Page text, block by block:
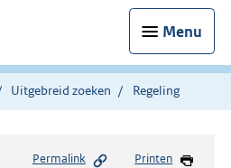
Menu
Uitgebreid zoeken Regeling
Permalink Printen